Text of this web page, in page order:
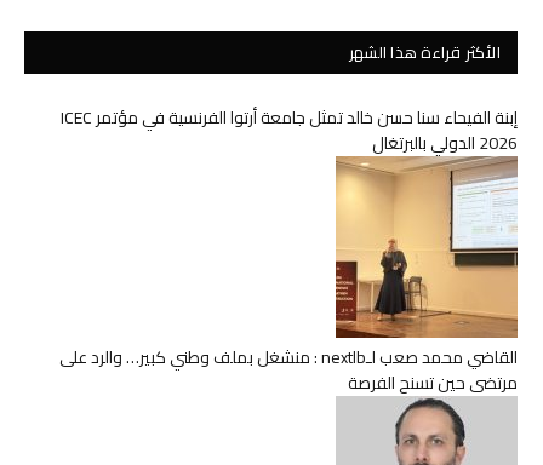
الأكثر قراءة هذا الشهر
إبنة الفيحاء سنا حسن خالد تمثل جامعة أرتوا الفرنسية في مؤتمر ICEC
2026 الدولي بالبرتغال
القاضي محمد صعب لـnextlb : منشغل بملف وطني كبير… والرد على
مرتضى حين تسنح الفرصة